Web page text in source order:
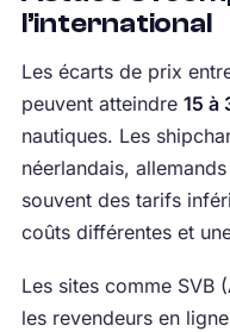
l’international
Les écarts de prix
peuvent atteindre 15 à
nautiques. Les
néerlandais,
souvent des tarifs
coûts différentes et
Les sites comme SVB
les revendeurs en